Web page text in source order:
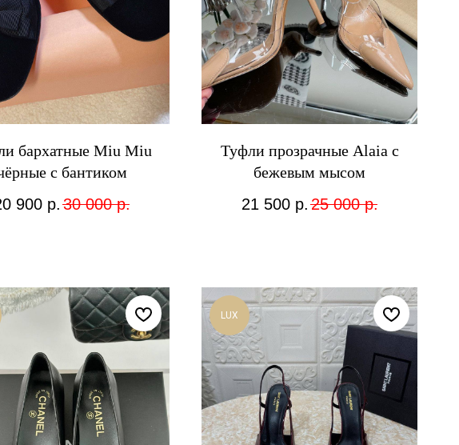
бархатные Miu Miu
с бантиком
900 р. 30 000 р.
Туфли прозрачные Alaia с
бежевым мысом
21 500 р. 25 000 р.
LUX